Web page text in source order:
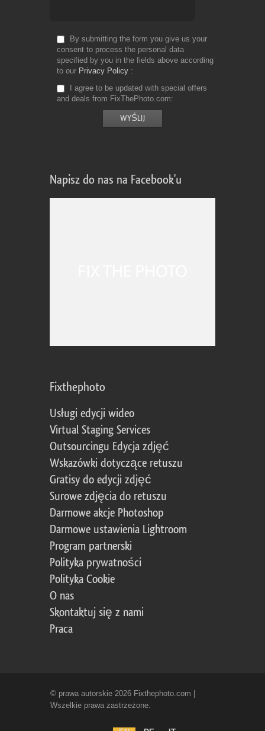
By submitting the form you give us your
consent to process the personal data
specified by you in the fields above according
to our Privacy Policy
I agree to be updated with special offers
and deals from FixThePhoto.com
Napisz do nas na Facebook'u
Fixthephoto
Usługi edycji wideo
Virtual Staging Services
Outsourcingu Edycja zdjęć
Wskazówki dotyczące retuszu
Gratisy do edycji zdjęć
Surowe zdjęcia do retuszu
Darmowe akcje Photoshop
Darmowe ustawienia Lightroom
Program partnerski
Polityka prywatności
Polityka Cookie
O nas
Skontaktuj się z nami
Praca
© prawa autorskie 2026 Fixthephoto.com |
Wszelkie prawa zastrzeżone.